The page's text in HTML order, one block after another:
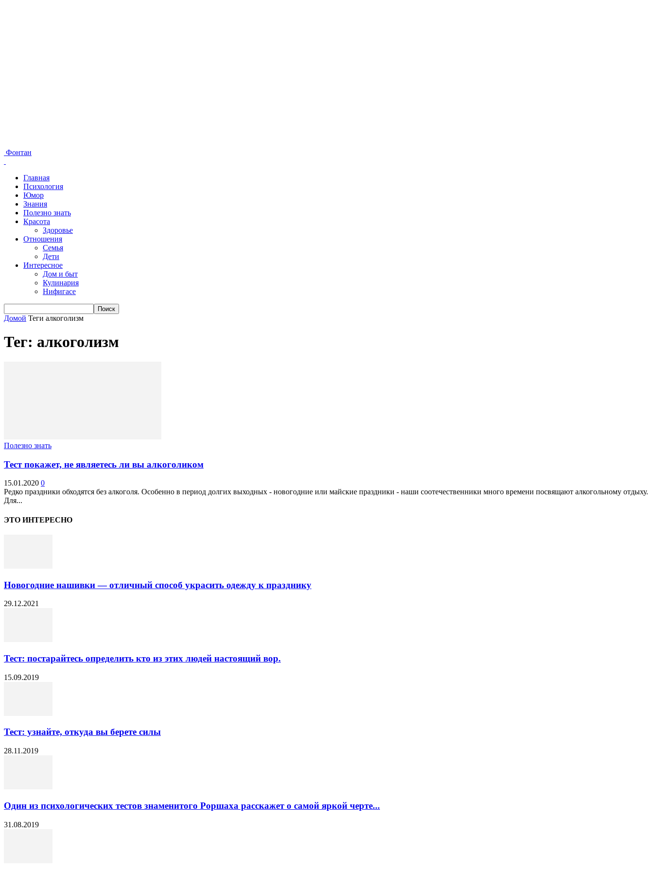
Фонтан
Главная
Психология
Юмор
Знания
Полезно знать
Красота
Здоровье
Отношения
Семья
Дети
Интересное
Дом и быт
Кулинария
Нифигасе
Домой Теги алкоголизм
Тег: алкоголизм
Полезно знать
Тест покажет, не являетесь ли вы алкоголиком
15.01.2020 0
Редко праздники обходятся без алкоголя. Особенно в период долгих выходных - новогодние или майские праздники - наши соотечественники много времени посвящают алкогольному отдыху.
Для...
ЭТО ИНТЕРЕСНО
Новогодние нашивки — отличный способ украсить одежду к празднику
29.12.2021
Тест: постарайтесь определить кто из этих людей настоящий вор.
15.09.2019
Тест: узнайте, откуда вы берете силы
28.11.2019
Один из психологических тестов знаменитого Роршаха расскажет о самой яркой черте...
31.08.2019